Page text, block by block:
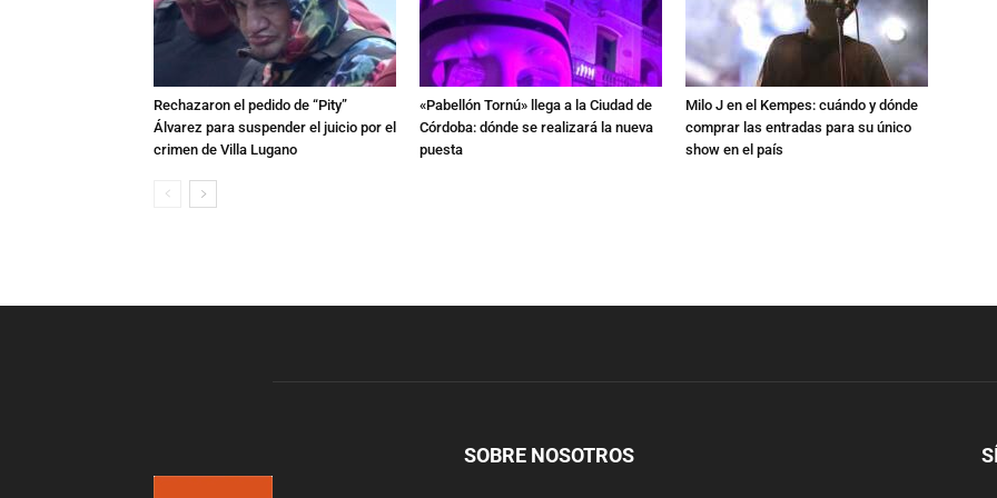
Rechazaron el pedido de “Pity”
Álvarez para suspender el juicio por el
crimen de Villa Lugano
«Pabellón Tornú» llega a la Ciudad de
Córdoba: dónde se realizará la nueva
puesta
Milo J en el Kempes: cuándo y dónde
comprar las entradas para su único
show en el país
SOBRE NOSOTROS